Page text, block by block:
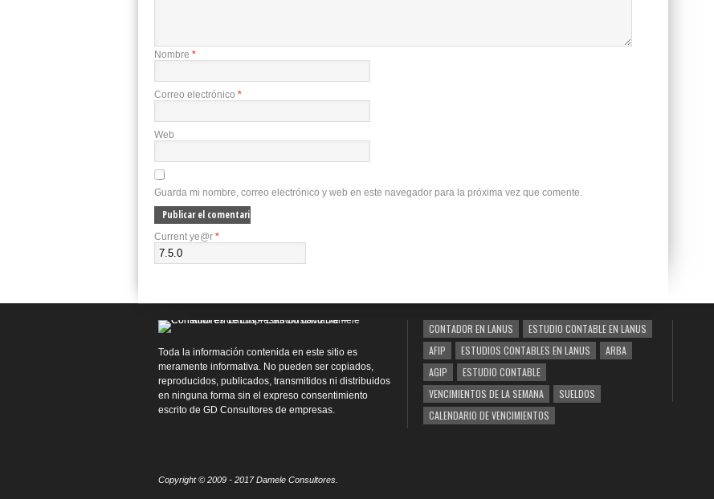
Nombre *
Correo electrónico *
Web
Guarda mi nombre, correo electrónico y web en este navegador para la próxima vez que comente.
Current ye@r *
Toda la información contenida en este sitio es
meramente informativa. No pueden ser copiados,
reproducidos, publicados, transmitidos ni distribuidos
en ninguna forma sin el expreso consentimiento
escrito de GD Consultores de empresas.
Copyright © 2009 - 2017 Damele Consultores.
CONTADOR EN LANUS
ESTUDIO CONTABLE EN LANUS
AFIP
ESTUDIOS CONTABLES EN LANUS
ARBA
AGIP
ESTUDIO CONTABLE
VENCIMIENTOS DE LA SEMANA
SUELDOS
CALENDARIO DE VENCIMIENTOS